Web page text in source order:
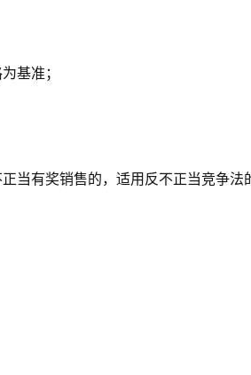
基准；
当有奖销售的，适用反不正当竞争法